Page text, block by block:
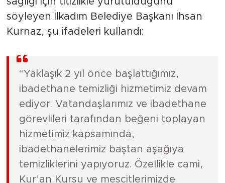
söyleyen İlkadım Belediye Başkanı İhsan
Kurnaz, şu ifadeleri kullandı:
“Yaklaşık 2 yıl önce başlattığımız,
ibadethane temizliği hizmetimiz devam
ediyor. Vatandaşlarımız ve ibadethane
görevlileri tarafından beğeni toplayan
hizmetimiz kapsamında,
ibadethanelerimiz baştan aşağıya
temizliklerini yapıyoruz. Özellikle cami,
Kur’an Kursu ve mescitlerimizde